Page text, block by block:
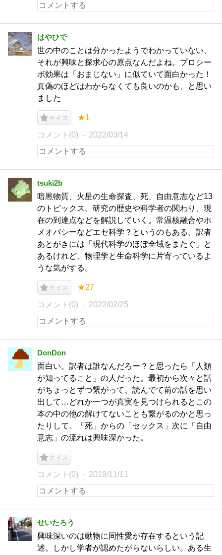
はやひで
世の中のことは分かったようでわかっていない、
それが興味と探求心の原点なんだよね。プロシー
ボ効果は「おまじない」に似ていて面白かった！
真偽のほどはわからなくても良いのかも、と思い
ました
ナイス ★1
コメント(0) 2022/03/14
tsuki2b
暗黒物質、火星の生命探査、死、自由意志など13
のトピックス。研究の歴史や科学者の関わり、現
在の到達点などを解説していく。常温核融合やホ
メオパシーなどエセ科学？というのもある。訳者
あとがきには「現代科学のほぼ全域をまたぐ」と
あるけれど、物理学と生命科学に片寄っているよ
うな気がする。
ナイス ★27
コメント(0) 2022/02/25
DonDon
面白い。訳者は誰なんだろー？と思ったら「人類
が知ってること」の人だった。最初から次々と話
がちょっとずつ繋がって、読んでて前の話を思い
出して…どれか一つが真実を見つけられるとこの
本の中の他の解けてないことも繋がるのかと思っ
たりして。「死」からの「セックス」次に「自由
意志」の流れは興味深かった。
ナイス
コメント(0) 2019/11/11
せいたろう
興味深いのは動物に同性愛が存在するという記
述。しかし学者が認めたがらないらしい。ある生